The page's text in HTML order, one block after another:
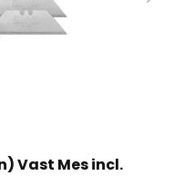
Vast Mes incl.